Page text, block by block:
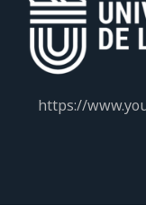
https://